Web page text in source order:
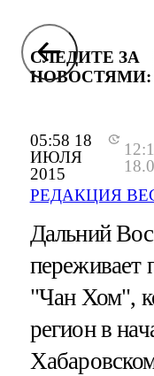
05:58 18
ИЮЛЯ
2015
РЕДАКЦИЯ
СЛЕДИТЕ ЗА
НОВОСТЯМИ:
Дальний
переживает
"Чан Хом",
регион в